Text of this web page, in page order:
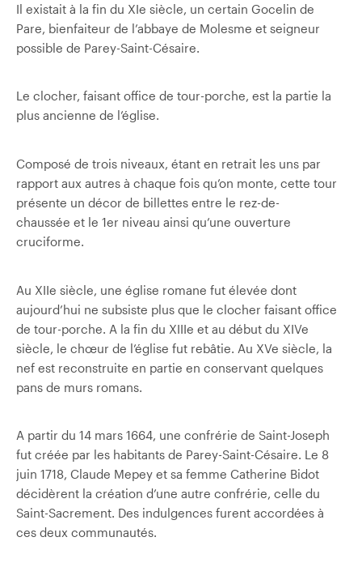
Il existait à la fin du XIe siècle, un certain Gocelin de
Pare, bienfaiteur de l’abbaye de Molesme et seigneur
possible de Parey-Saint-Césaire.
Le clocher, faisant office de tour-porche, est la partie la
plus ancienne de l’église.
Composé de trois niveaux, étant en retrait les uns par
rapport aux autres à chaque fois qu’on monte, cette tour
présente un décor de billettes entre le rez-de-
chaussée et le 1er niveau ainsi qu’une ouverture
cruciforme.
Au XIIe siècle, une église romane fut élevée dont
aujourd’hui ne subsiste plus que le clocher faisant office
de tour-porche. A la fin du XIIIe et au début du XIVe
siècle, le chœur de l’église fut rebâtie. Au XVe siècle, la
nef est reconstruite en partie en conservant quelques
pans de murs romans.
A partir du 14 mars 1664, une confrérie de Saint-Joseph
fut créée par les habitants de Parey-Saint-Césaire. Le 8
juin 1718, Claude Mepey et sa femme Catherine Bidot
décidèrent la création d’une autre confrérie, celle du
Saint-Sacrement. Des indulgences furent accordées à
ces deux communautés.